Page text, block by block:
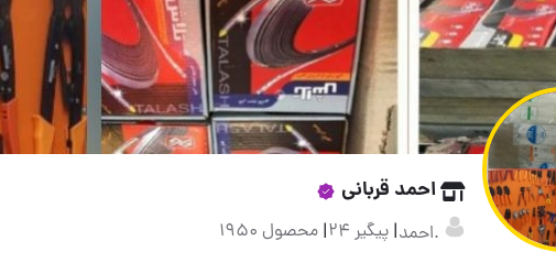
احمد قربانی
.احمد| پیگیر 24 | محصول 1950